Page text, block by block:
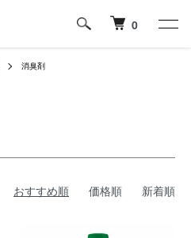
0
消臭剤
おすすめ順 価格順 新着順